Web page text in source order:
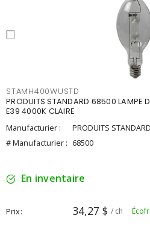
STAMH400WUSTD
PRODUITS STANDARD 68500 LAMPE
E39 4000K CLAIRE
Manufacturier :
PRODUITS STANDARD
# Manufacturier : 68500
En inventaire
Prix 34,27 $ / ch